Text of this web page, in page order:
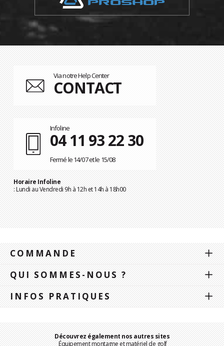
Via notre Help Center
CONTACT
Infoline
04 11 93 22 30
Fermé le 14/07 et le 15/08
Horaire Infoline
: Lundi au Vendredi 9h à 12h et 14h à 18h00
COMMANDE
QUI SOMMES-NOUS ?
INFOS PRATIQUES
Découvrez également nos autres sites
Équipement montagne et matériel de golf